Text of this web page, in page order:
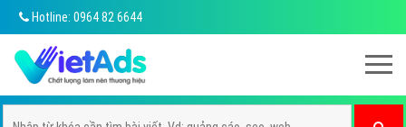
Hotline: 0964 82 6644